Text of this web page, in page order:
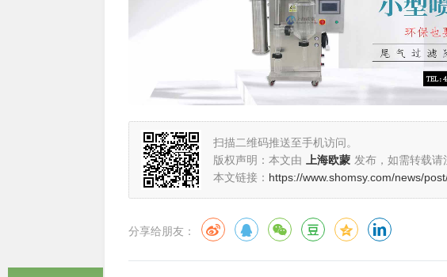
扫描二维码推送至手机访问。
版权声明：本文由 上海欧蒙 发布，如需转载请
本文链接： https://www.shomsy.com/news/
分享给朋友：